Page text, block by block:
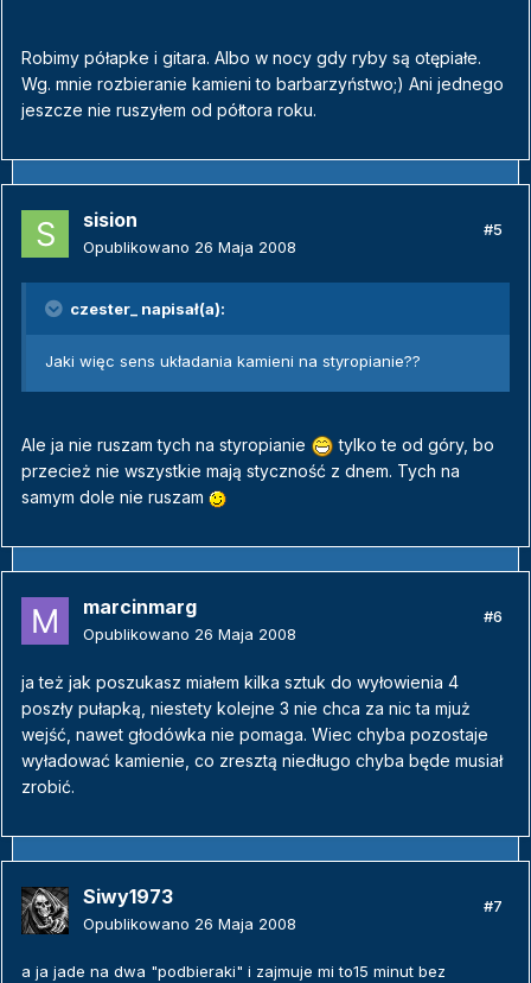
Robimy półapke i gitara. Albo w nocy gdy ryby są otępiałe.
Wg. mnie rozbieranie kamieni to barbarzyństwo;) Ani jednego
jeszcze nie ruszyłem od półtora roku.
sision
Opublikowano 26 Maja 2008
#5
czester_ napisał(a):
Jaki więc sens układania kamieni na styropianie??
Ale ja nie ruszam tych na styropianie
tylko te od góry, bo
przecież nie wszystkie mają styczność z dnem. Tych na
samym dole nie ruszam
marcinmarg
Opublikowano 26 Maja 2008
#6
ja też jak poszukasz miałem kilka sztuk do wyłowienia 4
poszły pułapką, niestety kolejne 3 nie chca za nic ta mjuż
wejść, nawet głodówka nie pomaga. Wiec chyba pozostaje
wyładować kamienie, co zresztą niedługo chyba będe musiał
zrobić.
Siwy1973
Opublikowano 26 Maja 2008
#7
a ja jade na dwa "podbieraki" i zajmuje mi to15 minut bez